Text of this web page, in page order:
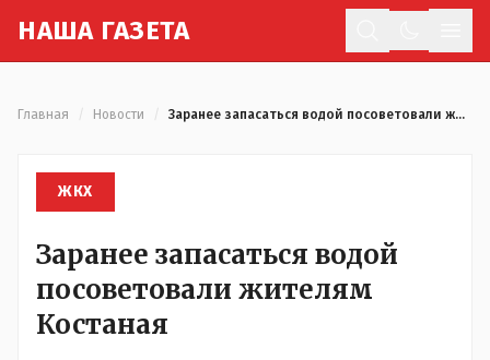
НАША ГАЗЕТА
Главная Новости Заранее запасаться водой посоветовали жителям Костаная
ЖКХ
Заранее запасаться водой
посоветовали жителям
Костаная